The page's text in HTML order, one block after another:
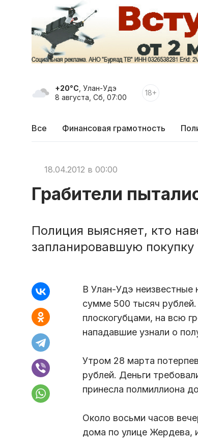
+20°C , Улан-Удэ
8 августа, Сб, 07:00
18+
Все Финансовая грамотность
18.04.2012 в 00:00
Грабители
Полиция выясняет, кто
запланировавшую покупку
В Улан-Удэ неизвестные
сумме 500 тысяч
плоскогубцами, на всю
нападавшие узнали о
Утром 28 марта
рублей. Деньги
принесла полмиллиона
Около восьми часов
дома по улице Жердева,